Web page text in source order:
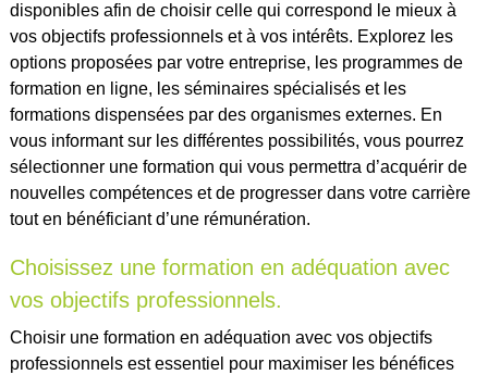
disponibles afin de choisir celle qui correspond le mieux à
vos objectifs professionnels et à vos intérêts. Explorez les
options proposées par votre entreprise, les programmes de
formation en ligne, les séminaires spécialisés et les
formations dispensées par des organismes externes. En
vous informant sur les différentes possibilités, vous pourrez
sélectionner une formation qui vous permettra d’acquérir de
nouvelles compétences et de progresser dans votre carrière
tout en bénéficiant d’une rémunération.
Choisissez une formation en adéquation avec
vos objectifs professionnels.
Choisir une formation en adéquation avec vos objectifs
professionnels est essentiel pour maximiser les bénéfices